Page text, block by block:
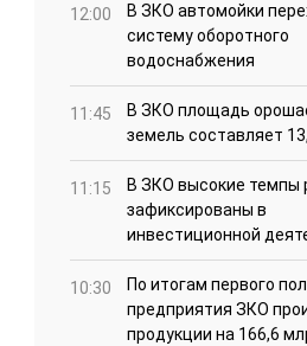
12:00
В ЗКО автомойки
систему оборотного
водоснабжения
11:45
В ЗКО площадь
земель составляет
11:15
В ЗКО высокие темпы
зафиксированы в
инвестиционной
10:30
По итогам первого
предприятия ЗКО
продукции на 166,6